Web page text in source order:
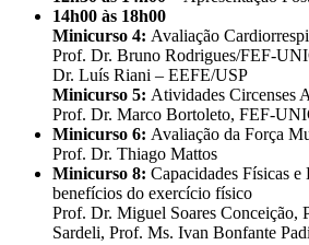
14h00 às 18h00
​Minicurso 4: Avaliação
Prof. Dr. Bruno Rodrigues/FEF-
Dr. Luís Riani – EEFE/USP
Minicurso 5: Atividades Circenses
Prof. Dr. Marco Bortoleto, FEF-
Minicurso 6: Avaliação da Força
Prof. Dr. Thiago Mattos
Minicurso 8: Capacidades Físicas
benefícios do exercício físico
Prof. Dr. Miguel Soares Conceição,
Sardeli, Prof. Ms. Ivan Bonfante